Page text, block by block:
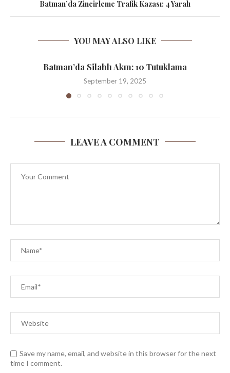
Batman’da Zincirleme Trafik Kazası: 4 Yaralı
YOU MAY ALSO LIKE
Batman’da Silahlı Akın: 10 Tutuklama
September 19, 2025
LEAVE A COMMENT
Save my name, email, and website in this browser for the next
time I comment.